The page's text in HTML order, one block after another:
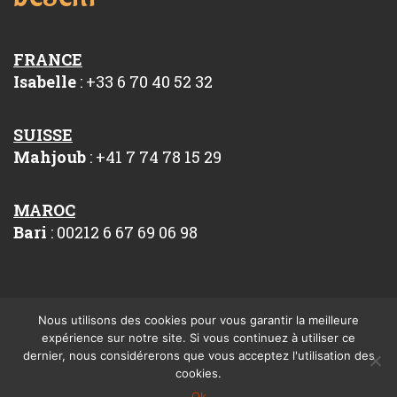
FRANCE
Isabelle : +33 6 70 40 52 32
SUISSE
Mahjoub : +41 7 74 78 15 29
MAROC
Bari : 00212 6 67 69 06 98
Réalisation Rhonalpcom
Nous utilisons des cookies pour vous garantir la meilleure
expérience sur notre site. Si vous continuez à utiliser ce
dernier, nous considérerons que vous acceptez l'utilisation des
cookies.